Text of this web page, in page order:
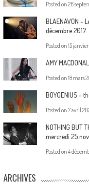
Posted on 26
BLAENAVON –
décembre 2017
Posted on 15 janvier
AMY
Posted on 18 mars
BOYGENIUS –
Posted on 7 avril
NOTHING BUT
mercredi 25
Posted on 4
ARCHIVES